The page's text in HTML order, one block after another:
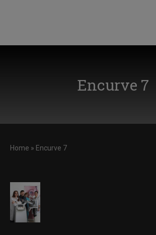
Encurve 7
Home » Encurve 7